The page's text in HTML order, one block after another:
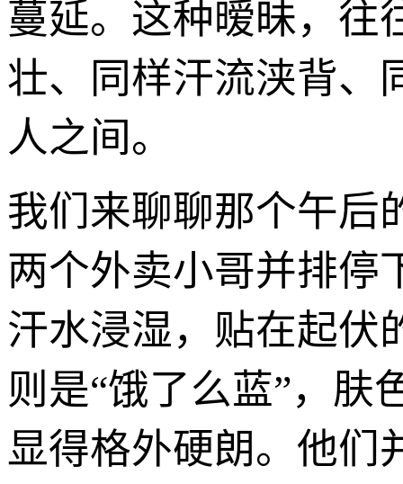
蔓延。这种暧昧，往
壮、同样汗流浃背、
人之间。
我们来聊聊那个午后
两个外卖小哥并排停
汗水浸湿，贴在起伏
则是“饿了么蓝”，肤
显得格外硬朗。他们